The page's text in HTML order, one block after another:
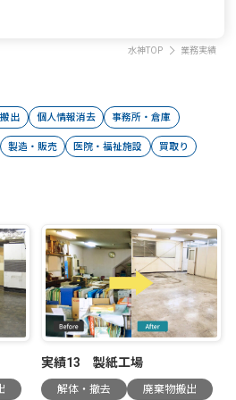
水神TOP 業務実績
出 個人情報消去 事務所・倉庫
製造・販売 医院・福祉施設 買取り
実績13 製紙工場
解体・撤去
廃棄物搬出